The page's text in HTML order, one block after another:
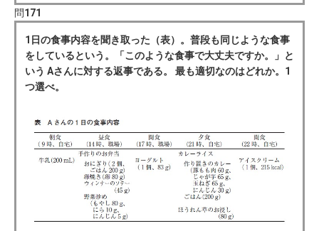
問171
1日の食事内容を聞き取った（表）。普段も同じような食事
をしているという。「このような食事で大丈夫ですか。」と
いう Aさんに対する返事である。 最も適切なのはどれか。1
つ選べ。